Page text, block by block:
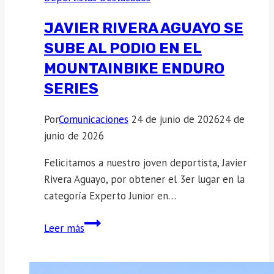
JAVIER RIVERA AGUAYO SE
SUBE AL PODIO EN EL
MOUNTAINBIKE ENDURO
SERIES
PorComunicaciones 24 de junio de 202624 de
junio de 2026
Felicitamos a nuestro joven deportista, Javier
Rivera Aguayo, por obtener el 3er lugar en la
categoría Experto Junior en…
Leer másJavier